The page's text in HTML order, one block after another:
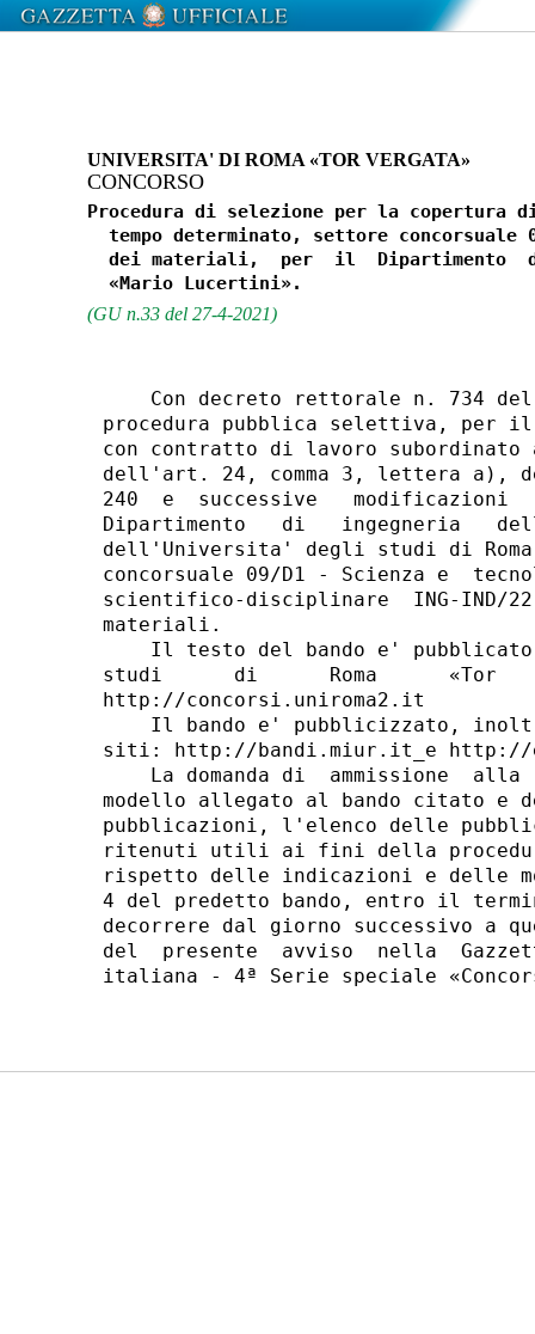
UNIVERSITA' DI ROMA «TOR VERGATA»
CONCORSO
Procedura di selezione per la copertura
tempo determinato, settore concorsuale
dei materiali,  per  il  Dipartimento
(GU n.33 del 27-4-2021)
Con decreto rettorale n. 734
procedura pubblica selettiva, per
con contratto di lavoro
dell'art. 24, comma 3, lettera a),
240  e  successive
Dipartimento   di   ingegneria
dell'Universita' degli studi di
concorsuale 09/D1 - Scienza e
scientifico-disciplinare  ING-IND/
materiali.
Il testo del bando e'
studi      di      Roma      «Tor
http://concorsi.uniroma2.it
Il bando e' pubblicizzato,
siti: http://bandi.miur.it_e http://
La domanda di  ammissione  alla
modello allegato al bando citato e
pubblicazioni, l'elenco delle
ritenuti utili ai fini della
rispetto delle indicazioni e delle
4 del predetto bando, entro il
decorrere dal giorno successivo a
del  presente  avviso  nella
italiana - 4ª Serie speciale